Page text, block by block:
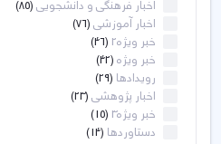
اخبار فرهنگی و دانشجویی(85)
اخبار آموزشی(76)
خبر ویژه2 (46)
خبر ویژه(42)
رویدادها (29)
اخبار پژوهشی(23)
خبر ویژه3 (15)
دستاوردها (14)